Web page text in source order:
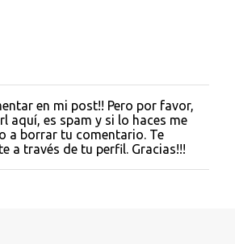
en mi post!! Pero por favor,
aquí, es spam y si lo haces me
a borrar tu comentario. Te
a través de tu perfil. Gracias!!!